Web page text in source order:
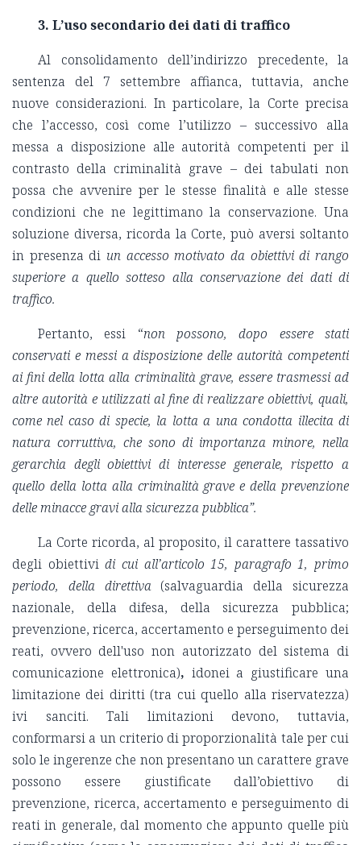
3. L’uso secondario dei dati di traffico
Al consolidamento dell’indirizzo precedente, la
sentenza del 7 settembre affianca, tuttavia, anche
nuove considerazioni. In particolare, la Corte precisa
che l’accesso, così come l’utilizzo – successivo alla
messa a disposizione alle autorità competenti per il
contrasto della criminalità grave – dei tabulati non
possa che avvenire per le stesse finalità e alle stesse
condizioni che ne legittimano la conservazione. Una
soluzione diversa, ricorda la Corte, può aversi soltanto
in presenza di un accesso motivato da obiettivi di rango
superiore a quello sotteso alla conservazione dei dati di
traffico.
Pertanto, essi “non possono, dopo essere stati
conservati e messi a disposizione delle autorità competenti
ai fini della lotta alla criminalità grave, essere trasmessi ad
altre autorità e utilizzati al fine di realizzare obiettivi, quali,
come nel caso di specie, la lotta a una condotta illecita di
natura corruttiva, che sono di importanza minore, nella
gerarchia degli obiettivi di interesse generale, rispetto a
quello della lotta alla criminalità grave e della prevenzione
delle minacce gravi alla sicurezza pubblica”.
La Corte ricorda, al proposito, il carattere tassativo
degli obiettividi cui all’articolo 15, paragrafo 1, primo
periodo, della direttiva(salvaguardia della sicurezza
nazionale, della difesa, della sicurezza pubblica;
prevenzione, ricerca, accertamento e perseguimento dei
reati, ovvero dell'uso non autorizzato del sistema di
comunicazione elettronica), idonei a giustificare una
limitazione dei diritti (tra cui quello alla riservatezza)
ivi sanciti. Tali limitazioni devono, tuttavia,
conformarsi a un criterio di proporzionalità tale per cui
solo le ingerenze che non presentano un carattere grave
possono essere giustificate dall’obiettivo di
prevenzione, ricerca, accertamento e perseguimento di
reati in generale, dal momento che appunto quelle più